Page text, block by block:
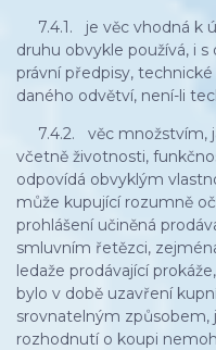
7.4.1. je věc vhodná k
druhu obvykle používá, i
právní předpisy,
daného odvětví, není-li
7.4.2. věc množstvím,
včetně životnosti,
odpovídá obvyklým
může kupující rozumně
prohlášení učiněná
smluvním řetězci,
ledaže prodávající
bylo v době uzavření
srovnatelným způsobem,
rozhodnutí o koupi